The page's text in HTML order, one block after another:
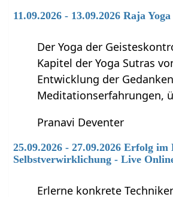
11.09.2026 - 13.09.2026 Raja Yoga
Der Yoga der
Kapitel der Yoga Sutras
Entwicklung der
Meditationserfahrungen,
Pranavi Deventer
25.09.2026 - 27.09.2026 Erfolg im
Selbstverwirklichung - Live
Erlerne konkrete